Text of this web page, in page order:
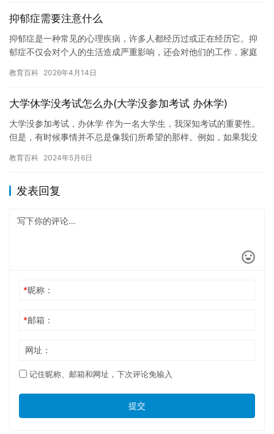
抑郁症需要注意什么
抑郁症是一种常见的心理疾病，许多人都经历过或正在经历它。抑
郁症不仅会对个人的生活造成严重影响，还会对他们的工作，家庭
么需要…
教育百科 2026年4月14日
大学休学没考试怎么办(大学没参加考试 办休学)
大学没参加考试，办休学 作为一名大学生，我深知考试的重要性。
但是，有时候事情并不总是像我们所希望的那样。例如，如果我没
也可…
教育百科 2024年5月6日
发表回复
*昵称：
*邮箱：
网址：
记住昵称、邮箱和网址，下次评论免输入
提交